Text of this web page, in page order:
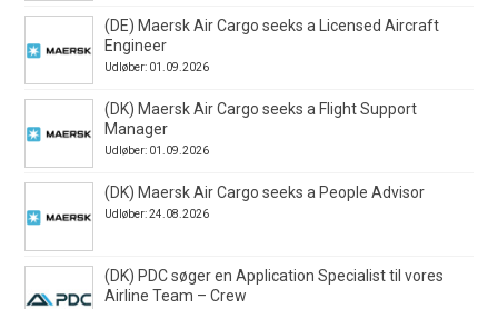
(DE) Maersk Air Cargo seeks a Licensed Aircraft
Engineer
Udløber: 01.09.2026
(DK) Maersk Air Cargo seeks a Flight Support
Manager
Udløber: 01.09.2026
(DK) Maersk Air Cargo seeks a People Advisor
Udløber: 24.08.2026
(DK) PDC søger en Application Specialist til vores
Airline Team – Crew